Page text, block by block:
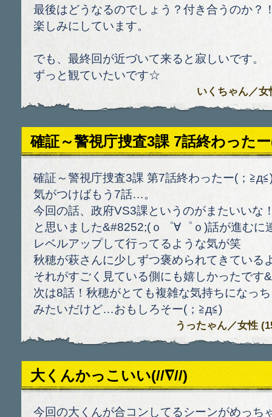
最後はどうなるのでしょう？付き合うのか？
楽しみにしています。
でも、最終回が近づいて来ると寂しいです。
ずっと観ていたいです☆
いくちゃん／
確証～警視庁捜査3課 7話終わった
確証～警視庁捜査3課 第7話終わったー(；
気がつけばもう7話…。
今回の話、政府VS3課というのがまたいいな
と思いました&#8252;(ｏ゜∀゜ｏ)話が進むに
レベルアップして行ってるような気が笑
秋穂が萩さんに少しずつ褒められてきている
それがすごく見ている側にも嬉しかったです
次は8話！秋穂がとても複雑な気持ちになっ
みたいだけど…おもしろそー(；≧д≦)
うったゃん／女性
大くんかっこいい(//∇//)
今回の大くんが合コンしてるシーンがめっち